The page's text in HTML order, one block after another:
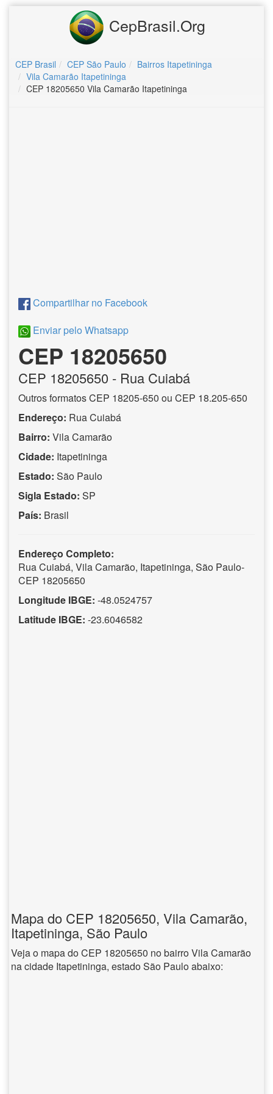
CepBrasil.Org
CEP Brasil CEP São Paulo
Bairros Itapetininga
Vila Camarão Itapetininga
CEP 18205650 Vila Camarão Itapetininga
Compartilhar no Facebook
Enviar pelo Whatsapp
CEP 18205650
CEP 18205650 - Rua Cuiabá
Outros formatos CEP 18205-650 ou CEP 18.205-650
Endereço: Rua Cuiabá
Bairro: Vila Camarão
Cidade: Itapetininga
Estado: São Paulo
Sigla Estado: SP
País: Brasil
Endereço Completo:
Rua Cuiabá, Vila Camarão, Itapetininga, São Paulo-
CEP 18205650
Longitude IBGE: -48.0524757
Latitude IBGE: -23.6046582
Mapa do CEP 18205650, Vila Camarão,
Itapetininga, São Paulo
Veja o mapa do CEP 18205650 no bairro Vila Camarão
na cidade Itapetininga, estado São Paulo abaixo: